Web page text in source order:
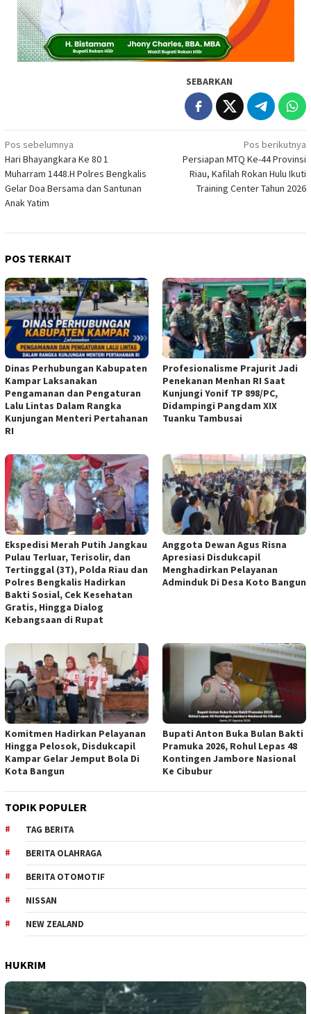
SEBARKAN
Navigasi
pos
Pos sebelumnya
Hari Bhayangkara Ke 80 1
Muharram 1448.H Polres Bengkalis
Gelar Doa Bersama dan Santunan
Anak Yatim
Pos berikutnya
Persiapan MTQ Ke-44 Provinsi
Riau, Kafilah Rokan Hulu Ikuti
Training Center Tahun 2026
POS TERKAIT
Dinas Perhubungan Kabupaten
Kampar Laksanakan
Pengamanan dan Pengaturan
Lalu Lintas Dalam Rangka
Kunjungan Menteri Pertahanan
RI
Profesionalisme Prajurit Jadi
Penekanan Menhan RI Saat
Kunjungi Yonif TP 898/PC,
Didampingi Pangdam XIX
Tuanku Tambusai
Ekspedisi Merah Putih Jangkau
Pulau Terluar, Terisolir, dan
Tertinggal (3T), Polda Riau dan
Polres Bengkalis Hadirkan
Bakti Sosial, Cek Kesehatan
Gratis, Hingga Dialog
Kebangsaan di Rupat
Anggota Dewan Agus Risna
Apresiasi Disdukcapil
Menghadirkan Pelayanan
Adminduk Di Desa Koto Bangun
Komitmen Hadirkan Pelayanan
Hingga Pelosok, Disdukcapil
Kampar Gelar Jemput Bola Di
Kota Bangun
Bupati Anton Buka Bulan Bakti
Pramuka 2026, Rohul Lepas 48
Kontingen Jambore Nasional
Ke Cibubur
TOPIK POPULER
TAG BERITA
BERITA OLAHRAGA
BERITA OTOMOTIF
NISSAN
NEW ZEALAND
HUKRIM